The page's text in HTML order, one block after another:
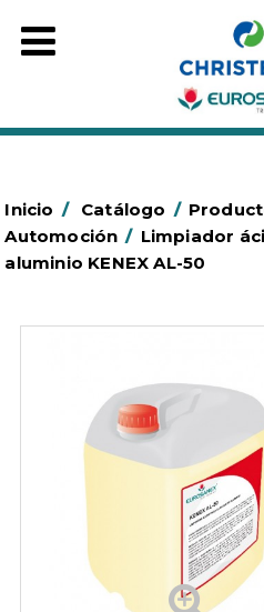
Inicio / Catálogo /
Automoción / Limpiador
aluminio KENEX AL-50